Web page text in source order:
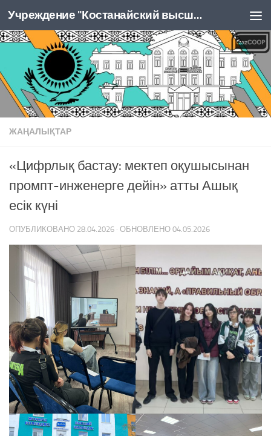
Перейти к содержимому Учреждение "Костанайский высший колледж Казпотребсоюза"
ЖАҢАЛЫҚТАР
«Цифрлық бастау: мектеп оқушысынан
промпт-инженерге дейін» атты Ашық
есік күні
ОПУБЛИКОВАНО 28.04.2026 · ОБНОВЛЕНО 04.05.2026